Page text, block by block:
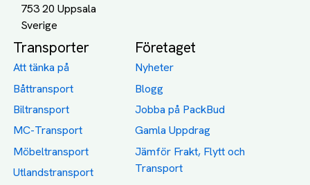
753 20 Uppsala
Transporter
Att tänka på
Båttransport
Biltransport
MC-Transport
Möbeltransport
Utlandstransport
Företaget
Nyheter
Blogg
Jobba på PackBud
Gamla Uppdrag
Jämför Frakt, Flytt och
Transport